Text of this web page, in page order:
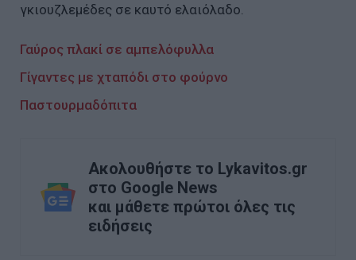
γκιουζλεµέδες σε καυτό ελαιόλαδο.
Γαύρος πλακί σε αμπελόφυλλα
Γίγαντες με χταπόδι στο φούρνο
Παστουρμαδόπιτα
Ακολουθήστε το Lykavitos.gr
στο Google News
και μάθετε πρώτοι όλες τις
ειδήσεις